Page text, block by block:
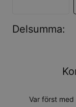
Delsumma:
Var först